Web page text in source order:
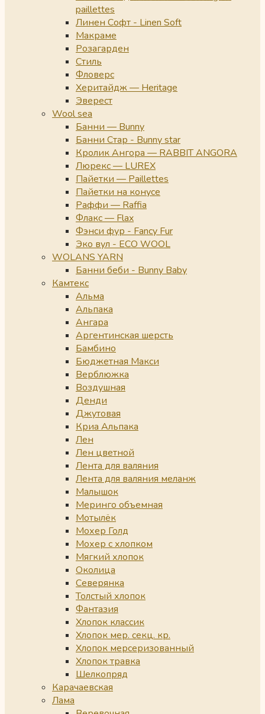
paillettes
Линен Софт - Linen Soft
Макраме
Розагарден
Стиль
Фловерс
Херитайдж — Heritage
Эверест
Wool sea
Банни — Bunny
Банни Стар - Bunny star
Кролик Ангора — RABBIT ANGORA
Люрекс — LUREX
Пайетки — Paillettes
Пайетки на конусе
Раффи — Raffia
Флакс — Flax
Фэнси фур - Fancy Fur
Эко вул - ECO WOOL
WOLANS YARN
Банни беби - Bunny Baby
Камтекс
Альма
Альпака
Ангара
Аргентинская шерсть
Бамбино
Бюджетная Макси
Верблюжка
Воздушная
Денди
Джутовая
Криа Альпака
Лен
Лен цветной
Лента для валяния
Лента для валяния меланж
Малышок
Меринго объемная
Мотылёк
Мохер Голд
Мохер с хлопком
Мягкий хлопок
Околица
Северянка
Толстый хлопок
Фантазия
Хлопок классик
Хлопок мер. секц. кр.
Хлопок мерсеризованный
Хлопок травка
Шелкопряд
Карачаевская
Лама